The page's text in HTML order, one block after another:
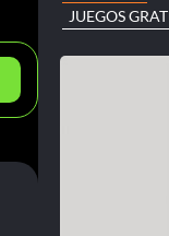
JUEGOS